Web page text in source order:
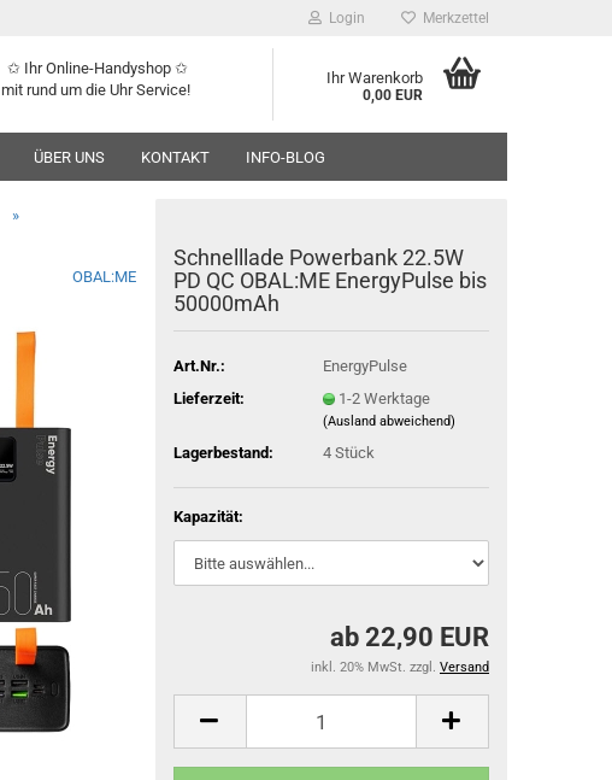
Login Merkzettel
✩ Ihr Online-Handyshop ✩
mit rund um die Uhr Service!
Ihr Warenkorb
0,00 EUR
ÜBER UNS KONTAKT INFO-BLOG
»
OBAL:ME
Schnelllade Powerbank 22.5W
PD QC OBAL:ME EnergyPulse bis
50000mAh
Art.Nr.:
EnergyPulse
Lieferzeit:
1-2 Werktage
(Ausland abweichend)
Lagerbestand: 4 Stück
Kapazität:
ab 22,90 EUR
inkl. 20% MwSt. zzgl. Versand